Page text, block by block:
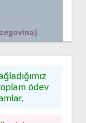
ödev